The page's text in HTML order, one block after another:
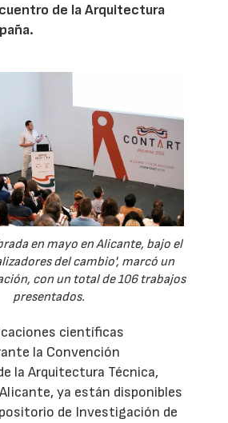
de la Arquitectura
en mayo en Alicante, bajo el
del cambio', marcó un
con un total de 106 trabajos
presentados.
científicas
la Convención
la Arquitectura Técnica,
ya están disponibles
de Investigación de